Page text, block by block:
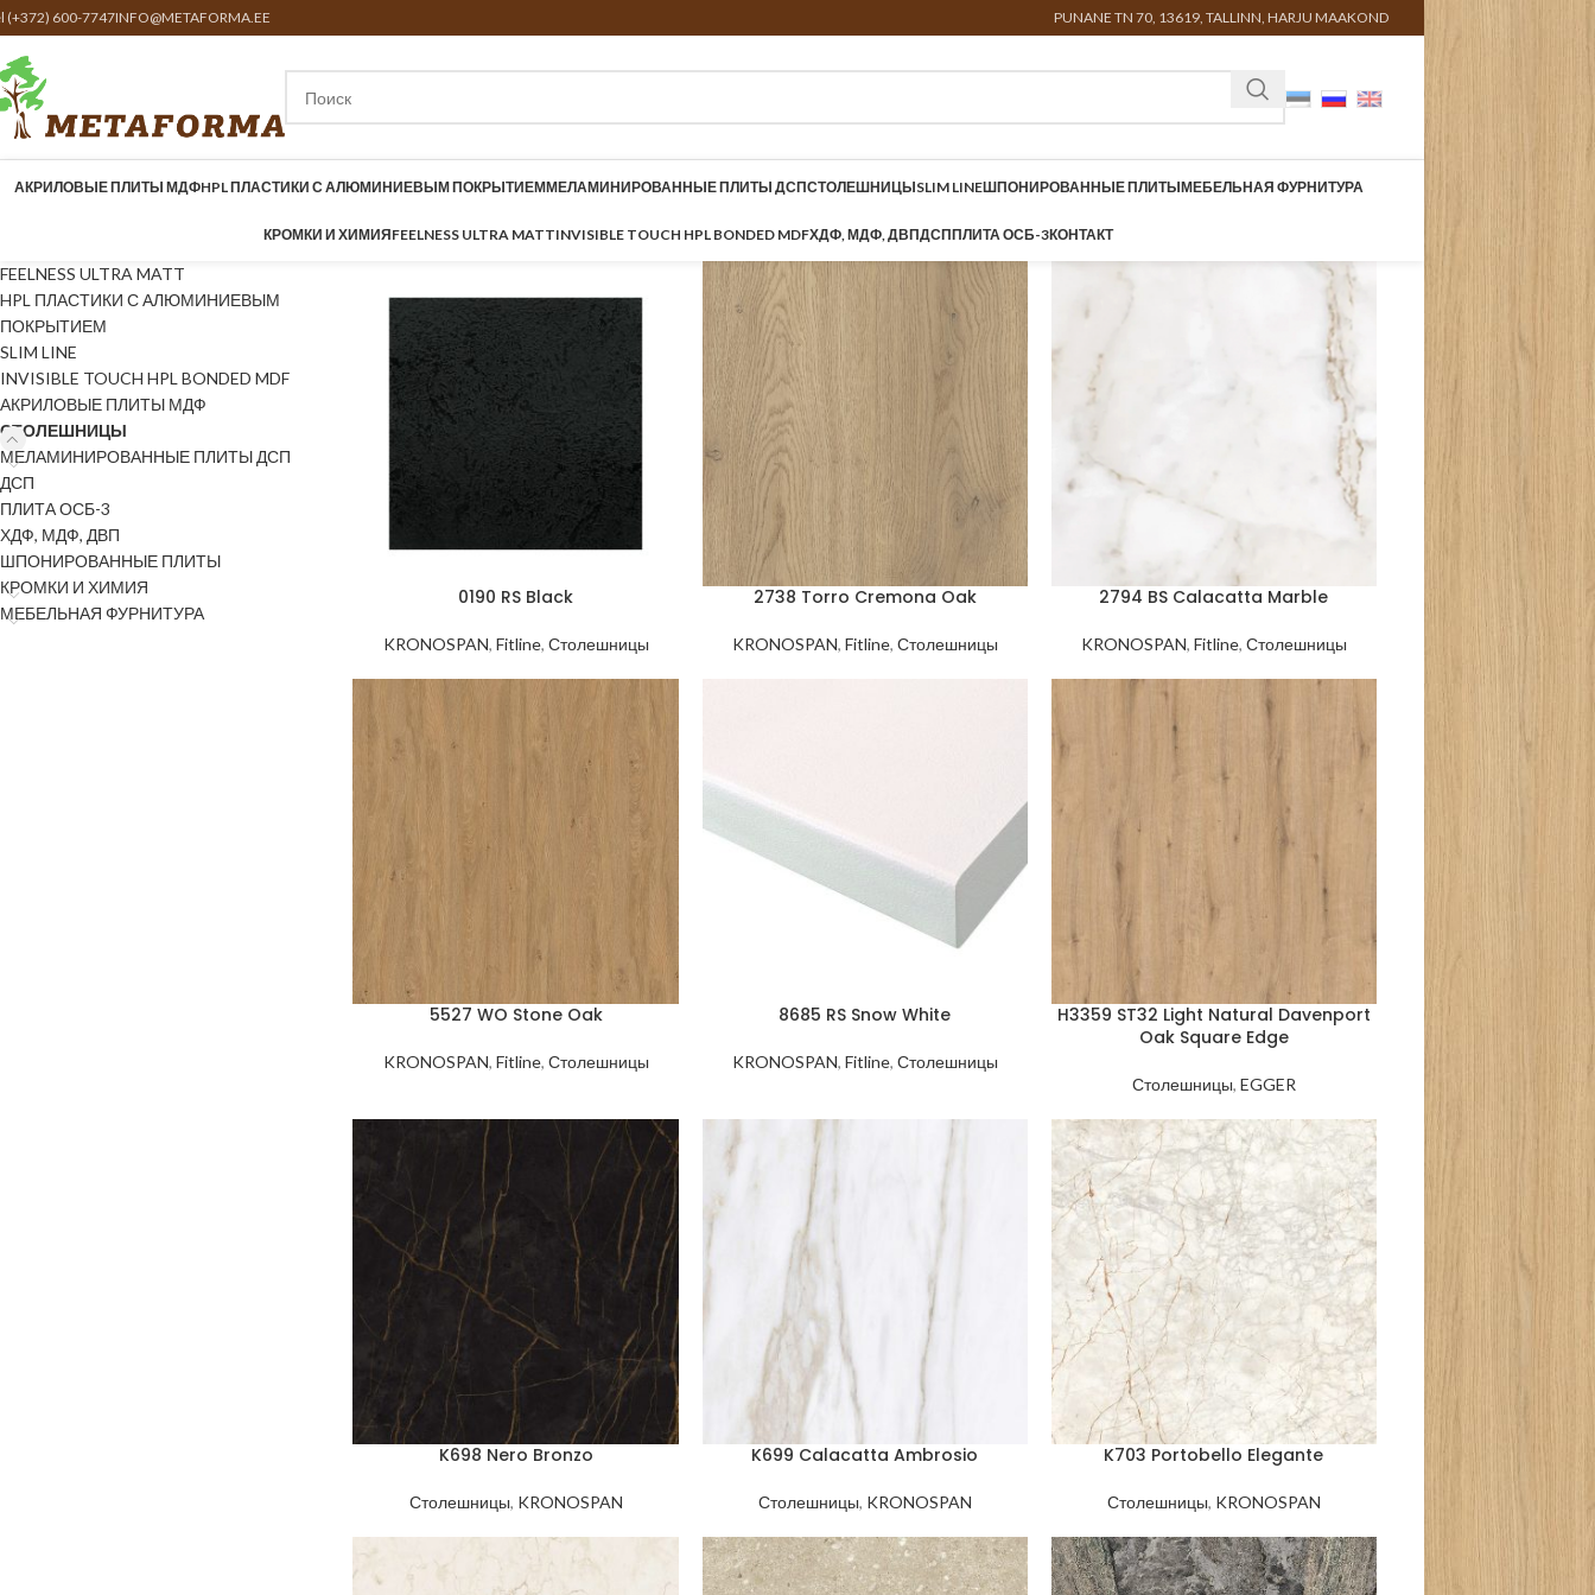
(+372) 600-7747INFO@METAFORMA.EE PUNANE TN 70, 13619, TALLINN, HARJU MAAKOND
АКРИЛОВЫЕ ПЛИТЫ МДФHPL ПЛАСТИКИ С АЛЮМИНИЕВЫМ ПОКРЫТИЕММЕЛАМИНИРОВАННЫЕ ПЛИТЫ ДСПСТОЛЕШНИЦЫSLIM LINEШПОНИРОВАННЫЕ ПЛИТЫМЕБЕЛЬНАЯ ФУРНИТУРА
КРОМКИ И ХИМИЯFEELNESS ULTRA MATTINVISIBLE TOUCH HPL BONDED MDFХДФ, МДФ, ДВПДСППЛИТА ОСБ-3КОНТАКТ
FEELNESS ULTRA MATT
HPL ПЛАСТИКИ С АЛЮМИНИЕВЫМ
ПОКРЫТИЕМ
SLIM LINE
INVISIBLE TOUCH HPL BONDED MDF
АКРИЛОВЫЕ ПЛИТЫ МДФ
СТОЛЕШНИЦЫ
МЕЛАМИНИРОВАННЫЕ ПЛИТЫ ДСП
ДСП
ПЛИТА ОСБ-3
ХДФ, МДФ, ДВП
ШПОНИРОВАННЫЕ ПЛИТЫ
КРОМКИ И ХИМИЯ
МЕБЕЛЬНАЯ ФУРНИТУРА
0190 RS Black
KRONOSPAN, Fitline, Столешницы
2738 Torro Cremona Oak
KRONOSPAN, Fitline, Столешницы
2794 BS Calacatta Marble
KRONOSPAN, Fitline, Столешницы
5527 WO Stone Oak
KRONOSPAN, Fitline, Столешницы
8685 RS Snow White
KRONOSPAN, Fitline, Столешницы
H3359 ST32 Light Natural Davenport
Oak Square Edge
Столешницы, EGGER
K698 Nero Bronzo
Столешницы, KRONOSPAN
K699 Calacatta Ambrosio
Столешницы, KRONOSPAN
K703 Portobello Elegante
Столешницы, KRONOSPAN